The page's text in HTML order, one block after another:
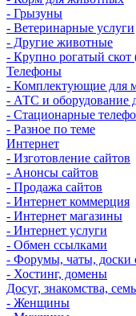
- Грызуны
- Ветеринарные услуги
- Другие животные
- Крупно рогатый
Телефоны
- Комплектующие для
- АТС и оборудование
- Стационарные
- Разное по теме
Интернет
- Изготовление сайтов
- Анонсы сайтов
- Продажа сайтов
- Интернет коммерция
- Интернет магазины
- Интернет услуги
- Обмен ссылками
- Форумы, чаты, доски
- Хостинг, домены
Досуг, знакомства,
- Женщины